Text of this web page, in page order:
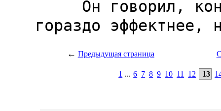
← Предыдущая страница
1 ... 6 7 8 9 10 11 12 13